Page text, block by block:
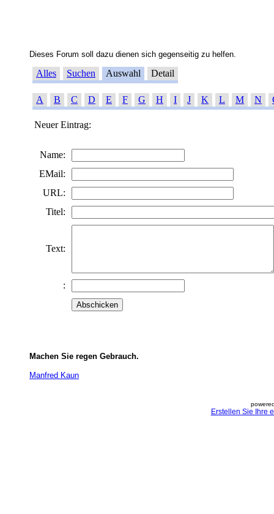
Dieses Forum soll dazu dienen sich gegenseitig zu helfen.
Alles Suchen Auswahl Detail
A B C D E F G H I J K L M N
Neuer Eintrag:
Name:
EMail:
URL:
Titel:
Text:
:
Machen Sie regen Gebrauch.
Manfred Kaun
Erstellen Sie Ihre